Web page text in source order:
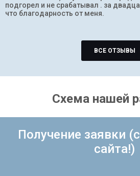
подгорел и не срабатывал . за
что благодарность от меня.
ВСЕ ОТЗЫВЫ
Схема нашей
Получение заявки
сайта!)